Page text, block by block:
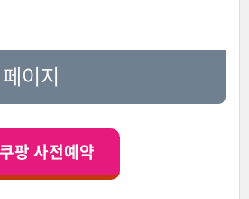
이지
쿠팡 사전예약